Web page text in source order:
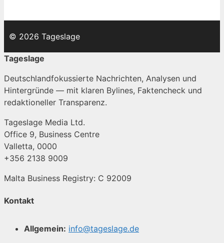
© 2026 Tageslage
Tageslage
Deutschlandfokussierte Nachrichten, Analysen und
Hintergründe — mit klaren Bylines, Faktencheck und
redaktioneller Transparenz.
Tageslage Media Ltd.
Office 9, Business Centre
Valletta, 0000
+356 2138 9009
Malta Business Registry: C 92009
Kontakt
Allgemein: info@tageslage.de